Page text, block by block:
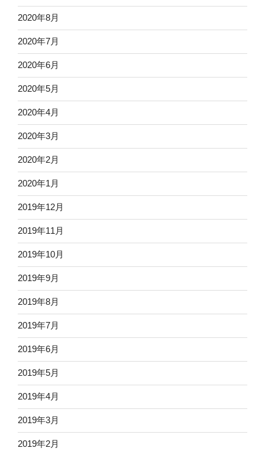
2020年8月
2020年7月
2020年6月
2020年5月
2020年4月
2020年3月
2020年2月
2020年1月
2019年12月
2019年11月
2019年10月
2019年9月
2019年8月
2019年7月
2019年6月
2019年5月
2019年4月
2019年3月
2019年2月